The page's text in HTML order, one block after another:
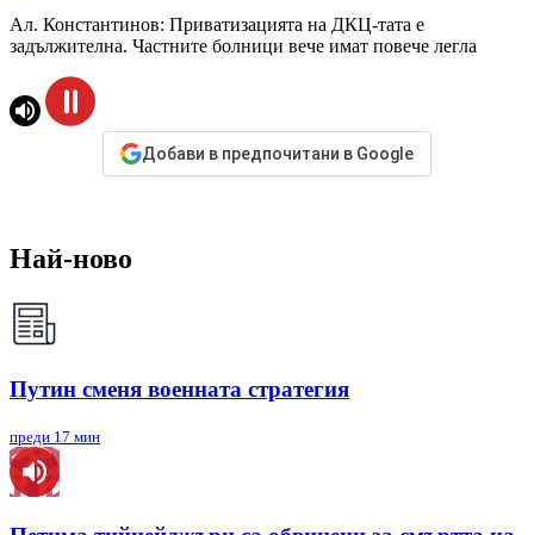
Ал. Константинов: Приватизацията на ДКЦ-тата е
задължителна. Частните болници вече имат повече легла
Добави в предпочитани в Google
Най-ново
Путин сменя военната стратегия
преди 17 мин